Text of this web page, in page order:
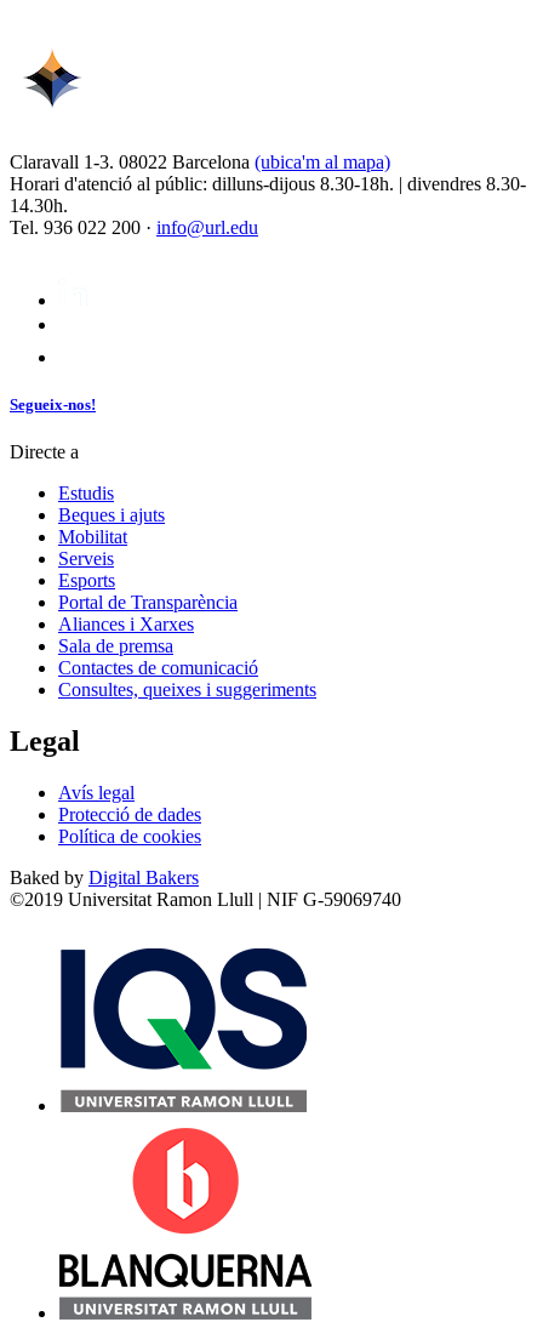
Claravall 1-3. 08022 Barcelona (ubica'm al mapa)
Horari d'atenció al públic: dilluns-dijous 8.30-18h. | divendres 8.30-
14.30h.
Tel. 936 022 200 · info@url.edu
Segueix-nos!
Directe a
Estudis
Beques i ajuts
Mobilitat
Serveis
Esports
Portal de Transparència
Aliances i Xarxes
Sala de premsa
Contactes de comunicació
Consultes, queixes i suggeriments
Legal
Avís legal
Protecció de dades
Política de cookies
Baked by Digital Bakers
©2019 Universitat Ramon Llull | NIF G-59069740